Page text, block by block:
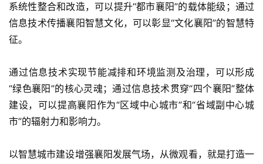
系统性整合和改造，可以提升“都市襄阳”的载体能级；通过
信息技术传播襄阳智慧文化，可以彰显“文化襄阳”的智慧特
征。
通过信息技术实现节能减排和环境监测及治理，可以形成
“绿色襄阳”的核心灵魂；通过信息技术贯穿“四个襄阳”整体
建设，可以提高襄阳作为“区域中心城市”和“省域副中心城
市”的辐射力和影响力。
以智慧城市建设增强襄阳发展气场，从微观看，就是打造一